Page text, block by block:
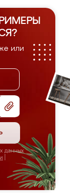
или
данных